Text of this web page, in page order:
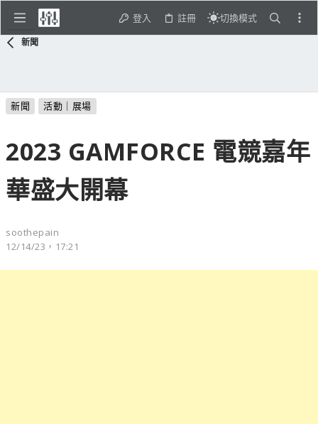
登入 註冊 切換模式
新聞
新聞 活動｜展場
2023 GAMFORCE 電競嘉年
華盛大開幕
soothepain
12/14/23，17:21